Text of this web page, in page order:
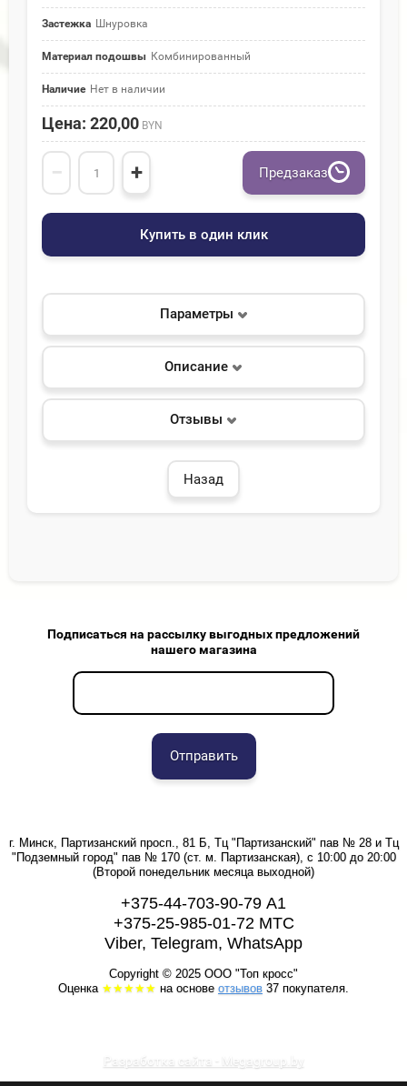
Застежка Шнуровка
Материал подошвы Комбинированный
Наличие Нет в наличии
Цена: 220,00 BYN
− + Предзаказ
Купить в один клик
Параметры
Описание
Отзывы
Назад
Подписаться на рассылку выгодных предложений
нашего магазина
Отправить
г. Минск, Партизанский просп., 81 Б, Тц "Партизанский" пав № 28 и Тц
"Подземный город" пав № 170 (ст. м. Партизанская), с 10:00 до 20:00
(Второй понедельник месяца выходной)
+375-44-703-90-79 А1
+375-25-985-01-72 МТС
Viber, Telegram, WhatsApp
Copyright © 2025 ООО "Топ кросс"
Оценка ★★★★★ на основе отзывов 37 покупателя.
Разработка сайта - Megagroup.by